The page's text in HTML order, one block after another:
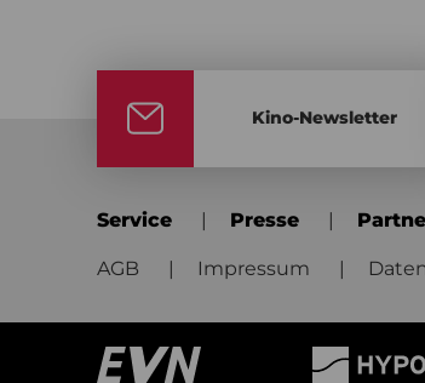
Kino-Newsletter
Service Presse
AGB Impressum